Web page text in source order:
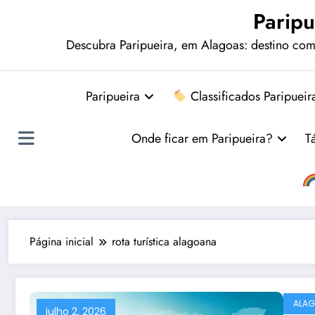
Descubra Paripueira, em Alagoas: destino
Paripueira Classificados
Onde ficar em Paripueira?
Página inicial rota turística alagoana
julho 2, 2026